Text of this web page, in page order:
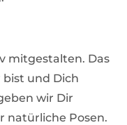
mitgestalten. Das
bist und Dich
wir Dir
natürliche Posen.